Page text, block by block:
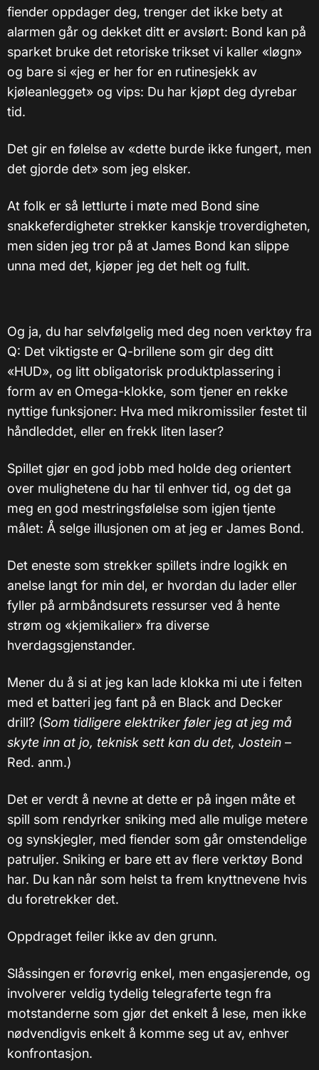
fiender oppdager deg, trenger det ikke bety at
alarmen går og dekket ditt er avslørt: Bond kan på
sparket bruke det retoriske trikset vi kaller «løgn»
og bare si «jeg er her for en rutinesjekk av
kjøleanlegget» og vips: Du har kjøpt deg dyrebar
tid.
Det gir en følelse av «dette burde ikke fungert, men
det gjorde det» som jeg elsker.
At folk er så lettlurte i møte med Bond sine
snakkeferdigheter strekker kanskje troverdigheten,
men siden jeg tror på at James Bond kan slippe
unna med det, kjøper jeg det helt og fullt.
Og ja, du har selvfølgelig med deg noen verktøy fra
Q: Det viktigste er Q-brillene som gir deg ditt
«HUD», og litt obligatorisk produktplassering i
form av en Omega-klokke, som tjener en rekke
nyttige funksjoner: Hva med mikromissiler festet til
håndleddet, eller en frekk liten laser?
Spillet gjør en god jobb med holde deg orientert
over mulighetene du har til enhver tid, og det ga
meg en god mestringsfølelse som igjen tjente
målet: Å selge illusjonen om at jeg er James Bond.
Det eneste som strekker spillets indre logikk en
anelse langt for min del, er hvordan du lader eller
fyller på armbåndsurets ressurser ved å hente
strøm og «kjemikalier» fra diverse
hverdagsgjenstander.
Mener du å si at jeg kan lade klokka mi ute i felten
med et batteri jeg fant på en Black and Decker
drill? (Som tidligere elektriker føler jeg at jeg må
skyte inn at jo, teknisk sett kan du det, Jostein –
Red. anm.)
Det er verdt å nevne at dette er på ingen måte et
spill som rendyrker sniking med alle mulige metere
og synskjegler, med fiender som går omstendelige
patruljer. Sniking er bare ett av flere verktøy Bond
har. Du kan når som helst ta frem knyttnevene hvis
du foretrekker det.
Oppdraget feiler ikke av den grunn.
Slåssingen er forøvrig enkel, men engasjerende, og
involverer veldig tydelig telegraferte tegn fra
motstanderne som gjør det enkelt å lese, men ikke
nødvendigvis enkelt å komme seg ut av, enhver
konfrontasjon.